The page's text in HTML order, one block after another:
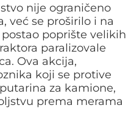
nije ograničeno
već se proširilo i na
poprište velikih
paralizovale
Ova akcija,
koji se protive
za kamione,
prema merama